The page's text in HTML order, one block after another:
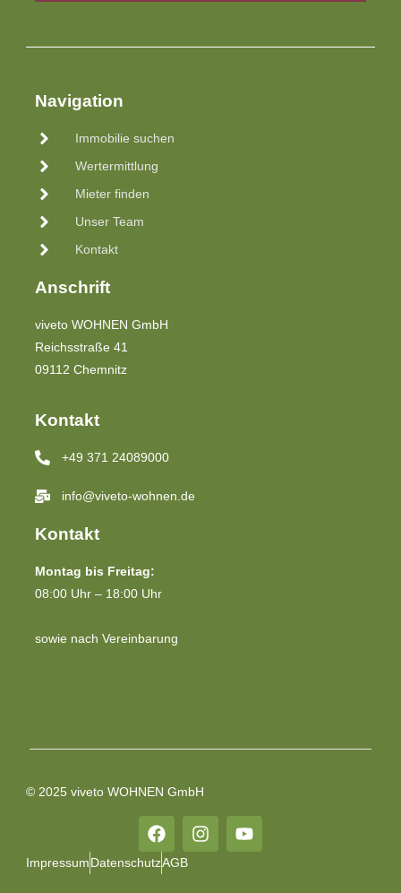
Navigation
Immobilie suchen
Wertermittlung
Mieter finden
Unser Team
Kontakt
Anschrift
viveto WOHNEN GmbH
Reichsstraße 41
09112 Chemnitz
Kontakt
+49 371 24089000
info@viveto-wohnen.de
Kontakt
Montag bis Freitag:
08:00 Uhr – 18:00 Uhr
sowie nach Vereinbarung
© 2025 viveto WOHNEN GmbH
ImpressumDatenschutzAGB